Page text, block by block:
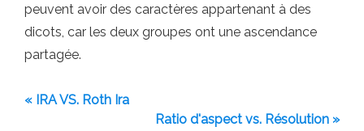
peuvent avoir des caractères appartenant à des
dicots, car les deux groupes ont une ascendance
partagée.
« IRA VS. Roth Ira
Ratio d'aspect vs. Résolution »